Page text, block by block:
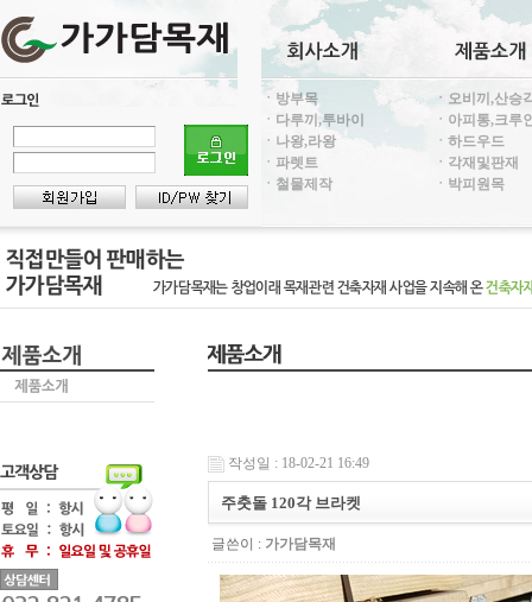
ㆍ방부목
ㆍ오비끼,산승
ㆍ다루끼,투바이
ㆍ아피통,크루
ㆍ나왕,라왕
ㆍ하드우드
ㆍ파렛트
ㆍ각재및판재
ㆍ철물제작
ㆍ박피원목
작성일 : 18-02-21 16:49
주춧돌 120각 브라켓
글쓴이 : 가가담목재